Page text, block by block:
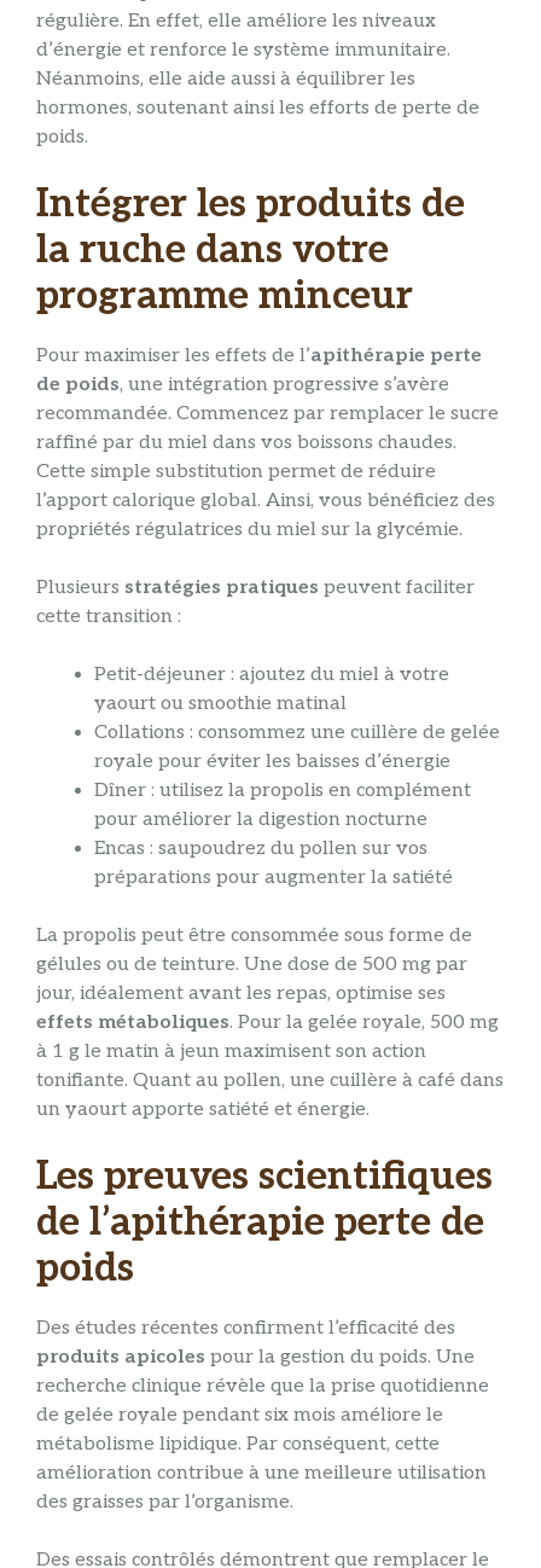
régulière. En effet, elle améliore les niveaux
d’énergie et renforce le système immunitaire.
Néanmoins, elle aide aussi à équilibrer les
hormones, soutenant ainsi les efforts de perte de
poids.
Intégrer les produits de
la ruche dans votre
programme minceur
Pour maximiser les effets de l’apithérapie perte
de poids, une intégration progressive s’avère
recommandée. Commencez par remplacer le sucre
raffiné par du miel dans vos boissons chaudes.
Cette simple substitution permet de réduire
l’apport calorique global. Ainsi, vous bénéficiez des
propriétés régulatrices du miel sur la glycémie.
Plusieurs stratégies pratiques peuvent faciliter
cette transition :
Petit-déjeuner : ajoutez du miel à votre
yaourt ou smoothie matinal
Collations : consommez une cuillère de gelée
royale pour éviter les baisses d’énergie
Dîner : utilisez la propolis en complément
pour améliorer la digestion nocturne
Encas : saupoudrez du pollen sur vos
préparations pour augmenter la satiété
La propolis peut être consommée sous forme de
gélules ou de teinture. Une dose de 500 mg par
jour, idéalement avant les repas, optimise ses
effets métaboliques. Pour la gelée royale, 500 mg
à 1 g le matin à jeun maximisent son action
tonifiante. Quant au pollen, une cuillère à café dans
un yaourt apporte satiété et énergie.
Les preuves scientifiques
de l’apithérapie perte de
poids
Des études récentes confirment l’efficacité des
produits apicoles pour la gestion du poids. Une
recherche clinique révèle que la prise quotidienne
de gelée royale pendant six mois améliore le
métabolisme lipidique. Par conséquent, cette
amélioration contribue à une meilleure utilisation
des graisses par l’organisme.
Des essais contrôlés démontrent que remplacer le